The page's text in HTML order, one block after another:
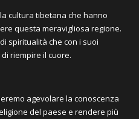
cultura tibetana che hanno
questa meravigliosa regione.
spiritualità che con i suoi
riempire il cuore.
agevolare la conoscenza
del paese e rendere più